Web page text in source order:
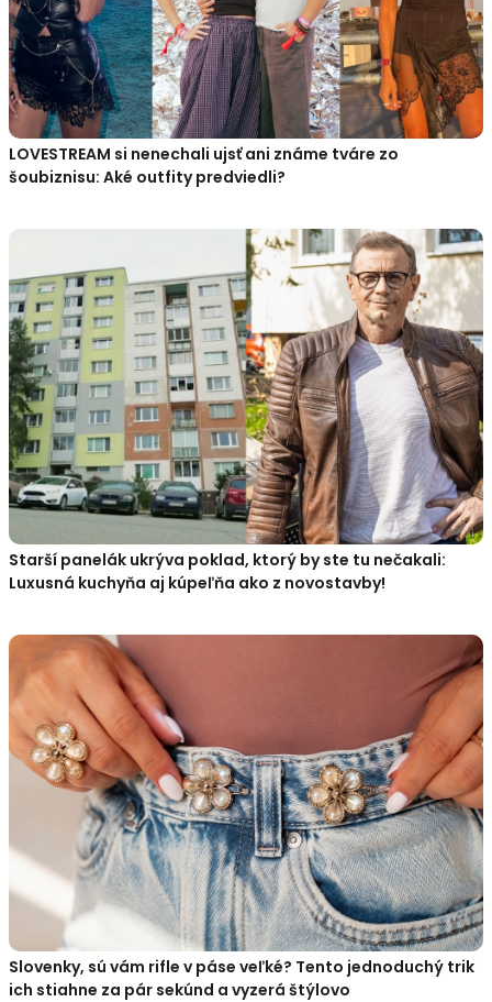
LOVESTREAM si nenechali ujsť ani známe tváre zo
šoubiznisu: Aké outfity predviedli?
Starší panelák ukrýva poklad, ktorý by ste tu nečakali:
Luxusná kuchyňa aj kúpeľňa ako z novostavby!
Slovenky, sú vám rifle v páse veľké? Tento jednoduchý trik
ich stiahne za pár sekúnd a vyzerá štýlovo